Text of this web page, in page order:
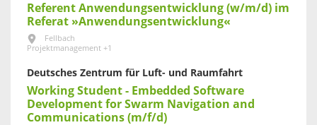
Referent Anwendungsentwicklung (w/m/d) im
Referat »Anwendungsentwicklung«
Fellbach
Projektmanagement +1
Deutsches Zentrum für Luft- und Raumfahrt
Working Student - Embedded Software
Development for Swarm Navigation and
Communications (m/f/d)